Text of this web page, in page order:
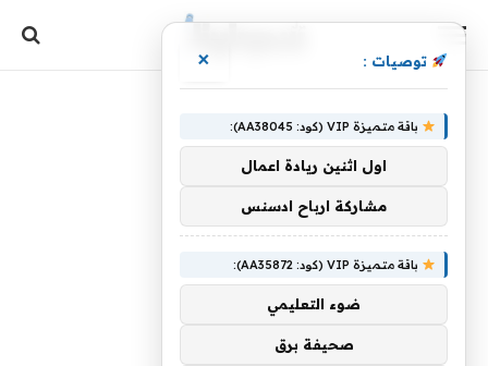
توصيات : ×
باقة متميزة VIP (كود: AA38045):
اول اثنين ريادة اعمال
مشاركة ارباح ادسنس
باقة متميزة VIP (كود: AA35872):
ضوء التعليمي
صحيفة برق